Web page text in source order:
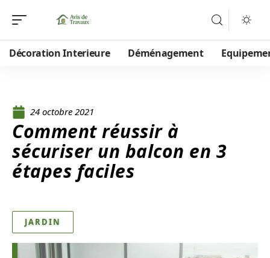
Décoration Interieure Déménagement
24 octobre 2021
Comment réussir à
sécuriser un balcon en 3
étapes faciles
JARDIN